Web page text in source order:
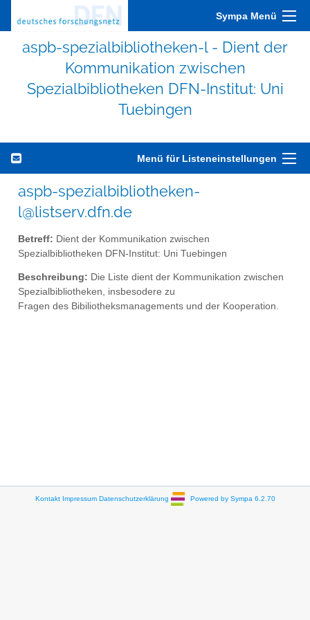
Sympa Menü
aspb-spezialbibliotheken-l - Dient der
Kommunikation zwischen
Spezialbibliotheken DFN-Institut: Uni
Tuebingen
Menü für Listeneinstellungen
aspb-spezialbibliotheken-
l@listserv.dfn.de
Betreff: Dient der Kommunikation zwischen
Spezialbibliotheken DFN-Institut: Uni Tuebingen
Beschreibung: Die Liste dient der Kommunikation zwischen
Spezialbibliotheken, insbesodere zu
Fragen des Bibiliotheksmanagements und der Kooperation.
Kontakt Impressum Datenschutzerklärung Powered by Sympa 6.2.70